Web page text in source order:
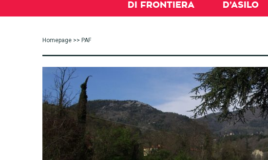
DI FRONTIERA
D’ASILO
Homepage >> PAF